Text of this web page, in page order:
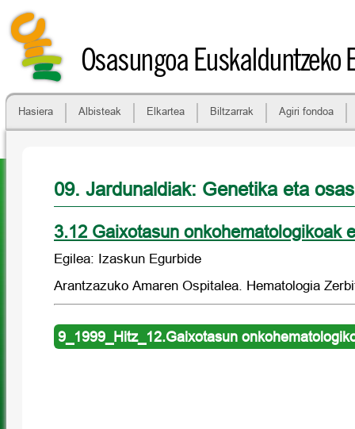
Osasungoa Euskalduntzeko
Hasiera Albisteak Elkartea Biltzarrak Agiri fondoa
09. Jardunaldiak: Genetika eta
3.12 Gaixotasun onkohematologikoak
Egilea: Izaskun Egurbide
Arantzazuko Amaren Ospitalea. Hematologia
9_1999_Hitz_12.Gaixotasun